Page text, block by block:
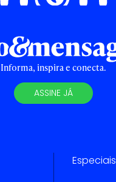
Informa, inspira e conecta.
ASSINE JÁ
Especiais